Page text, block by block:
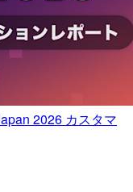
2026 カスタマ